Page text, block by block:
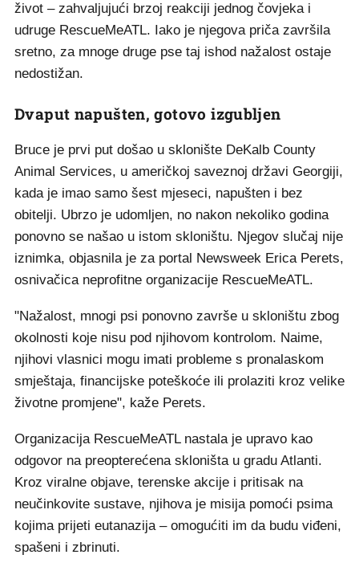
život – zahvaljujući brzoj reakciji jednog čovjeka i
udruge RescueMeATL. Iako je njegova priča završila
sretno, za mnoge druge pse taj ishod nažalost ostaje
nedostižan.
Dvaput napušten, gotovo izgubljen
Bruce je prvi put došao u sklonište DeKalb County
Animal Services, u američkoj saveznoj državi Georgiji,
kada je imao samo šest mjeseci, napušten i bez
obitelji. Ubrzo je udomljen, no nakon nekoliko godina
ponovno se našao u istom skloništu. Njegov slučaj nije
iznimka, objasnila je za portal Newsweek Erica Perets,
osnivačica neprofitne organizacije RescueMeATL.
"Nažalost, mnogi psi ponovno završe u skloništu zbog
okolnosti koje nisu pod njihovom kontrolom. Naime,
njihovi vlasnici mogu imati probleme s pronalaskom
smještaja, financijske poteškoće ili prolaziti kroz velike
životne promjene", kaže Perets.
Organizacija RescueMeATL nastala je upravo kao
odgovor na preopterećena skloništa u gradu Atlanti.
Kroz viralne objave, terenske akcije i pritisak na
neučinkovite sustave, njihova je misija pomoći psima
kojima prijeti eutanazija – omogućiti im da budu viđeni,
spašeni i zbrinuti.